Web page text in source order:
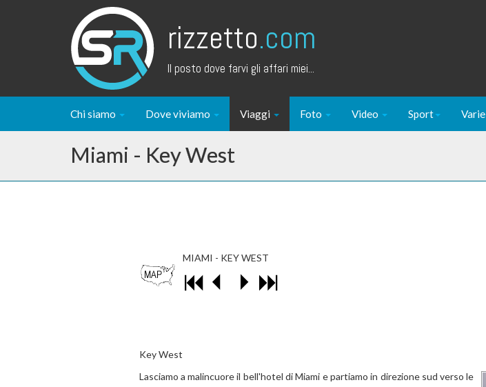
rizzetto.com
Il posto dove farvi gli affari miei...
Chi siamo Dove viviamo Viaggi Foto Video Sport Varie
Miami - Key West
MIAMI - KEY WEST
Key West
Lasciamo a malincuore il bell'hotel di Miami e partiamo in direzione sud verso le